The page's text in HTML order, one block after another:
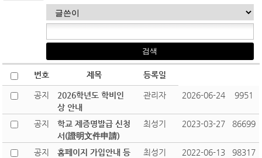
번호 제목 등록일
공지
2026학년도 학비인
상 안내
관리자 2026-06-24 9951
공지
학교 제증명발급 신청
서(證明文件申請)
최성기 2023-03-27 86699
공지
홈페이지 가입안내 등
최성기 2022-06-13 98317